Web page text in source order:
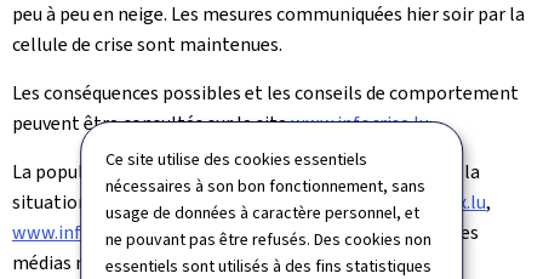
Ce site utilise des cookies essentiels
nécessaires à son bon fonctionnement, sans
usage de données à caractère personnel, et
ne pouvant pas être refusés. Des cookies non
essentiels sont utilisés à des fins statistiques
peu à peu en neige. Les mesures communiquées hier soir par la
cellule de crise sont maintenues.
Les conséquences possibles et les conseils de comportement
peuvent être consultés sur le sitewww.infocrise.lu.
La population est priée de suivre de près l'évolution de la
situation auprès des sources officielles,
www.meteolux.lu,
www.infocrise.lu, @infocriseLU, @CGDISlux, ainsi que les
médias nationaux.